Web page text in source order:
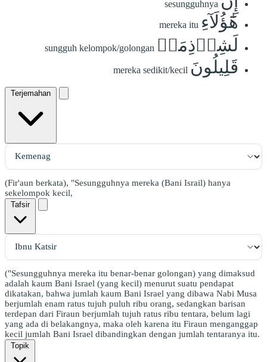
sesungguhnya
هَٰٓؤُلَآءِ mereka itu
لَشِرۡذِمَةٞ sungguh kelompok/golongan
قَلِيلُونَ mereka sedikit/kecil
Terjemahan
(Fir'aun berkata), "Sesungguhnya mereka (Bani Israil) hanya
sekelompok kecil,
Tafsir
("Sesungguhnya mereka itu benar-benar golongan) yang dimaksud
adalah kaum Bani Israel (yang kecil) menurut suatu pendapat
dikatakan, bahwa jumlah kaum Bani Israel yang dibawa Nabi Musa
berjumlah enam ratus tujuh puluh ribu orang, sedangkan barisan
terdepan dari Firaun berjumlah tujuh ratus ribu tentara, belum lagi
yang ada di belakangnya, maka oleh karena itu Firaun menganggap
kecil jumlah Bani Israel dibandingkan dengan jumlah tentaranya itu.
Topik